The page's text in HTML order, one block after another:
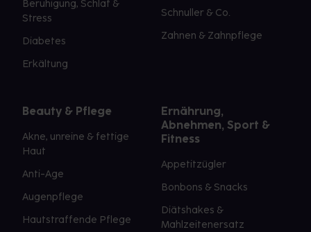
Beruhigung, Schlaf &
Stress
Diabetes
Erkältung
Schnuller & Co.
Zahnen & Zahnpflege
Beauty & Pflege
Akne, unreine & fettige
Haut
Anti-Age
Augenpflege
Hautstraffende Pflege
Ernährung,
Abnehmen, Sport &
Fitness
Appetitzügler
Bonbons & Snacks
Diätshakes &
Mahlzeitenersatz